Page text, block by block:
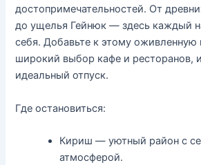
достопримечательностей. От
до ущелья Гейнюк — здесь каждый
себя. Добавьте к этому
широкий выбор кафе и ресторанов,
идеальный отпуск.
Где остановиться:
Кириш — уютный район с
атмосферой.